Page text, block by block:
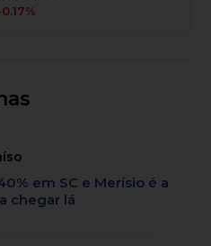
em SC e Merísio é a
chegar lá